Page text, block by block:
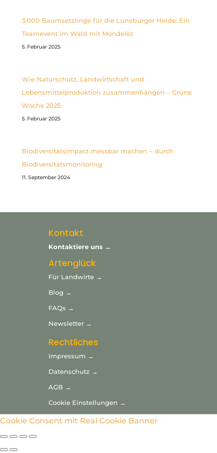
3.000 Baumsetzlinge für die Lüneburger Heide: Ein
Teamevent im Wald mit Mondelēz
5. Februar 2025
Wie Naturschutz, Landwirtschaft und
Lebensmittelproduktion zusammenhängen – Grüne
Woche 2025
5. Februar 2025
Biodiversitätsimpact messbar machen – durch
Biodiversitätsmonitoring
11. September 2024
Kontakt
Kontaktiere uns →
Artenglück
Für Landwirte →
Blog →
FAQs →
Newsletter →
Rechtliches
Impressum →
Datenschutz →
AGB →
Cookie Einstellungen →
Cookie Consent mit Real Cookie Banner